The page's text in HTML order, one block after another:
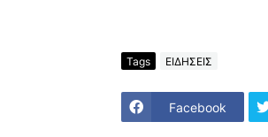
Tags ΕΙΔΗΣΕΙΣ
Facebook